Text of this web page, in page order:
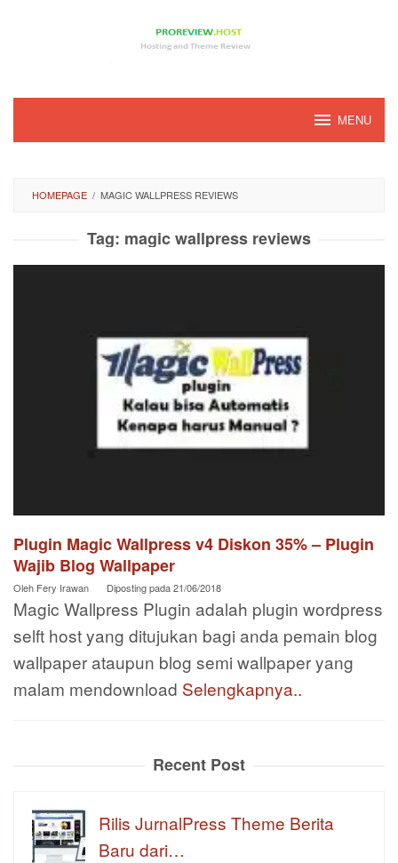
MENU
HOMEPAGE / MAGIC WALLPRESS REVIEWS
Tag: magic wallpress reviews
Plugin Magic Wallpress v4 Diskon 35% – Plugin
Wajib Blog Wallpaper
Oleh Fery Irawan Diposting pada21/06/2018
Magic Wallpress Plugin adalah plugin wordpress
selft host yang ditujukan bagi anda pemain blog
wallpaper ataupun blog semi wallpaper yang
malam mendownload Selengkapnya..
Recent Post
Rilis JurnalPress Theme Berita
Baru dari…